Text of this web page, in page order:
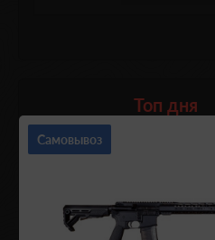
Топ дня
Самовывоз